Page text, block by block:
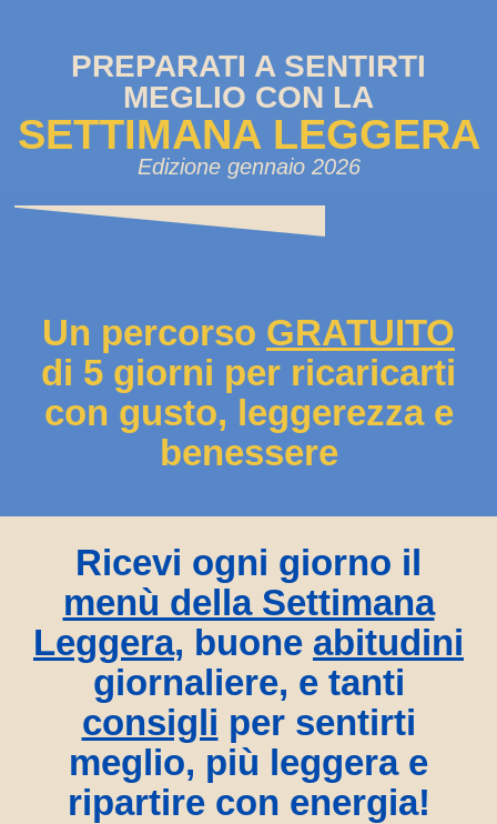
PREPARATI A SENTIRTI
MEGLIO CON LA
SETTIMANA LEGGERA
Edizione gennaio 2026
Un percorso GRATUITO
di 5 giorni per ricaricarti
con gusto, leggerezza e
benessere
Ricevi ogni giorno il
menù della Settimana
Leggera, buone abitudini
giornaliere, e tanti
consigli per sentirti
meglio, più leggera e
ripartire con energia!